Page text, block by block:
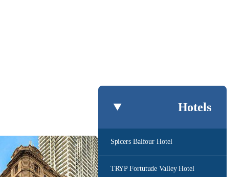
Hotels
Spicers Balfour Hotel
TRYP Fortutude Valley Hotel